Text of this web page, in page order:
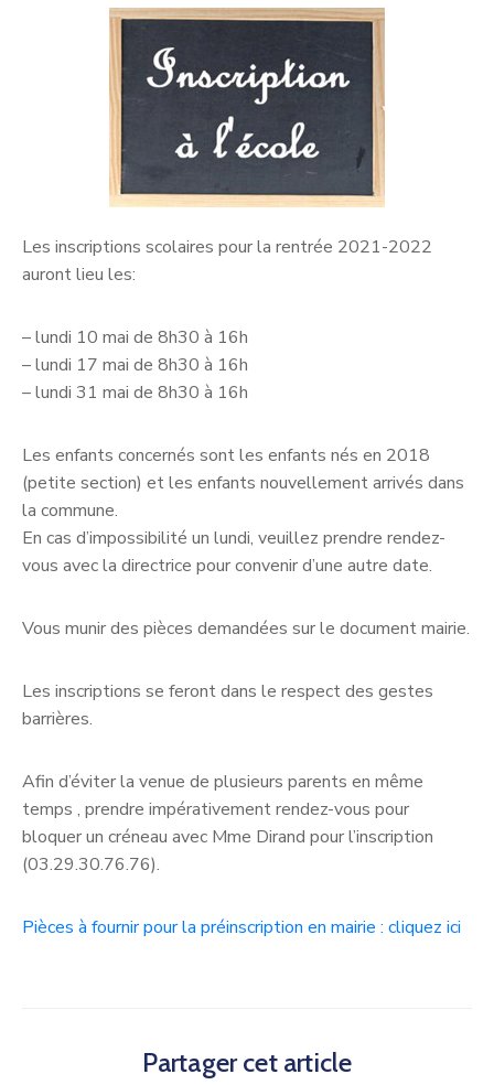
Les inscriptions scolaires pour la rentrée 2021-2022
auront lieu les:
– lundi 10 mai de 8h30 à 16h
– lundi 17 mai de 8h30 à 16h
– lundi 31 mai de 8h30 à 16h
Les enfants concernés sont les enfants nés en 2018
(petite section) et les enfants nouvellement arrivés dans
la commune.
En cas d’impossibilité un lundi, veuillez prendre rendez-
vous avec la directrice pour convenir d’une autre date.
Vous munir des pièces demandées sur le document mairie.
Les inscriptions se feront dans le respect des gestes
barrières.
Afin d’éviter la venue de plusieurs parents en même
temps , prendre impérativement rendez-vous pour
bloquer un créneau avec Mme Dirand pour l’inscription
(03.29.30.76.76).
Pièces à fournir pour la préinscription en mairie : cliquez ici
Partager cet article